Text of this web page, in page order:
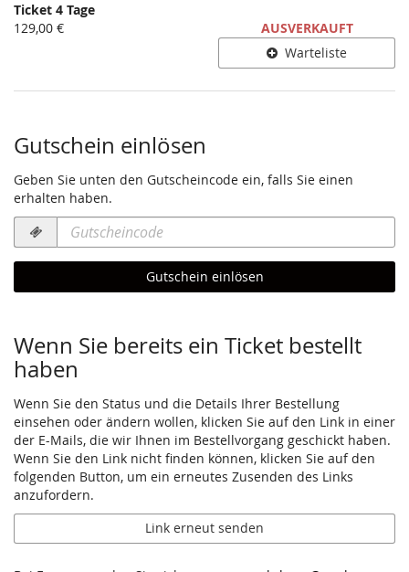
Ticket 4 Tage
129,00 €
AUSVERKAUFT
Warteliste
Gutschein einlösen
Geben Sie unten den Gutscheincode ein, falls Sie einen
erhalten haben.
Gutscheincode
erforderlich
Gutschein einlösen
Wenn Sie bereits ein Ticket bestellt
haben
Wenn Sie den Status und die Details Ihrer Bestellung
einsehen oder ändern wollen, klicken Sie auf den Link in einer
der E-Mails, die wir Ihnen im Bestellvorgang geschickt haben.
Wenn Sie den Link nicht finden können, klicken Sie auf den
folgenden Button, um ein erneutes Zusenden des Links
anzufordern.
Link erneut senden